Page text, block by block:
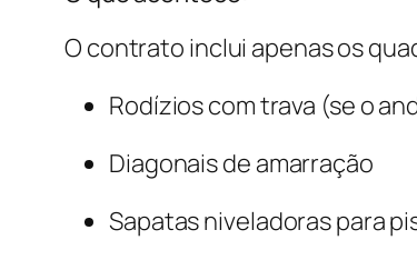
O contrato inclui apenas os
Rodízios com trava (se o
Diagonais de amarração
Sapatas niveladoras para